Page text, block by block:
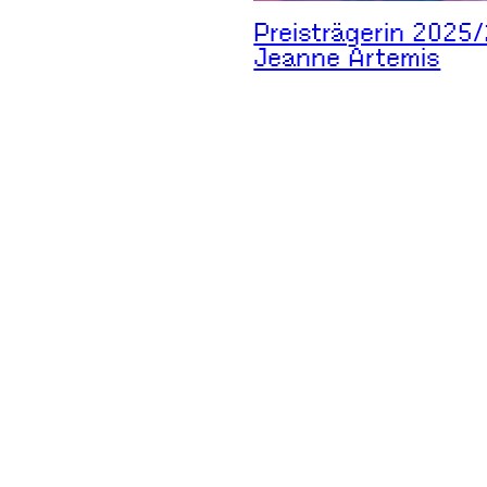
Preisträgerin
Jeanne Artemis